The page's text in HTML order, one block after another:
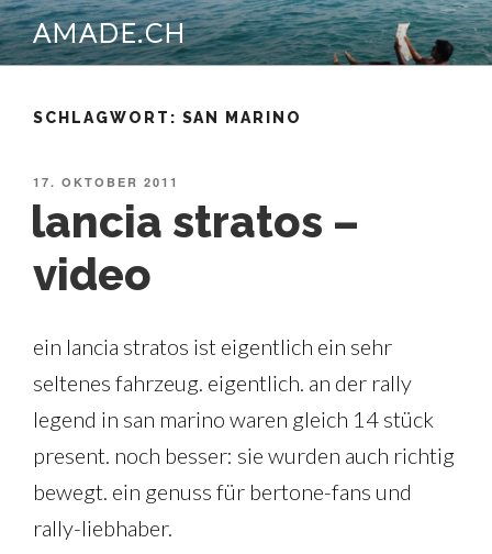
Zum
Inhalt
springen
AMADE.CH
SCHLAGWORT: SAN MARINO
VERÖFFENTLICHT
AM
17. OKTOBER 2011
lancia stratos –
video
ein lancia stratos ist eigentlich ein sehr
seltenes fahrzeug. eigentlich. an der rally
legend in san marino waren gleich 14 stück
present. noch besser: sie wurden auch richtig
bewegt. ein genuss für bertone-fans und
rally-liebhaber.